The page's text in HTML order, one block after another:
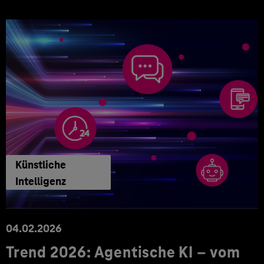
Künstliche
Intelligenz
04.02.2026
Trend 2026: Agentische KI – vom